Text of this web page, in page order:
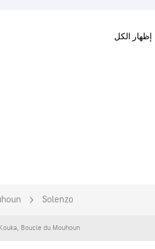
إظهار الكل
Solenzo
Kouka, Boucle du Mouhoun